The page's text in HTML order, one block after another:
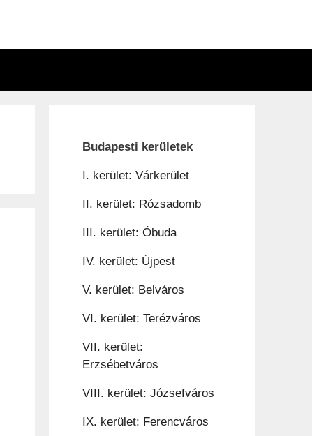
Budapesti kerületek
I. kerület: Várkerület
II. kerület: Rózsadomb
III. kerület: Óbuda
IV. kerület: Újpest
V. kerület: Belváros
VI. kerület: Terézváros
VII. kerület:
Erzsébetváros
VIII. kerület: Józsefváros
IX. kerület: Ferencváros